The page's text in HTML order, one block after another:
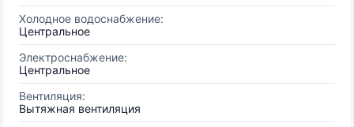
Холодное водоснабжение:
Центральное
Электроснабжение:
Центральное
Вентиляция:
Вытяжная вентиляция